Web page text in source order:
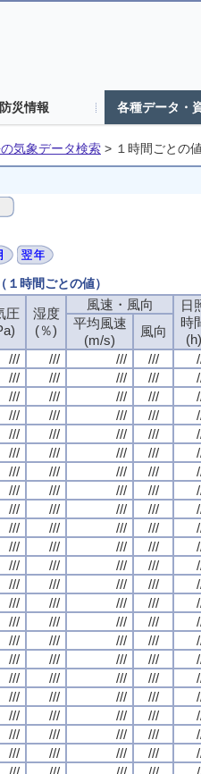
防災情報 各種データ・
気象データ検索 > １時間ごとの
時間ごとの値）
圧
湿度
(％)
風速・風向
日
時
(h)
平均風速
(m/s)
風向
/// /// /// ///
/// /// /// ///
/// /// /// ///
/// /// /// ///
/// /// /// ///
/// /// /// ///
/// /// /// ///
/// /// /// ///
/// /// /// ///
/// /// /// ///
/// /// /// ///
/// /// /// ///
/// /// /// ///
/// /// /// ///
/// /// /// ///
/// /// /// ///
/// /// /// ///
/// /// /// ///
/// /// /// ///
/// /// /// ///
/// /// /// ///
/// /// /// ///